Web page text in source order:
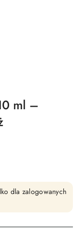
ml –
dla zalogowanych